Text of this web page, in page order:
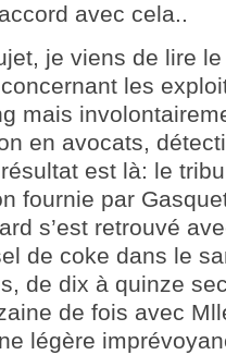
avec cela..
je viens de lire
concernant les
mais
en avocats,
est là: le
fournie par
s’est retrouvé
de coke dans le
de dix à quinze
de fois avec
légère